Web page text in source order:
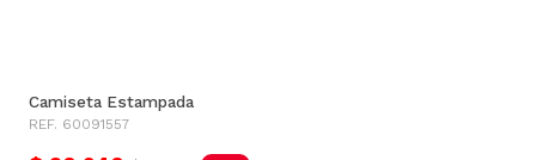
Camiseta Estampada
REF. 60091557